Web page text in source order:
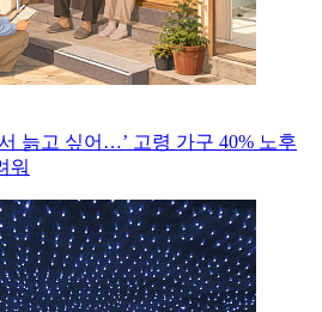
늙고 싶어…’ 고령 가구 40% 노후
워